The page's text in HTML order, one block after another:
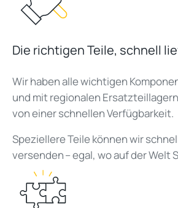
Die richtigen Teile, schnell
Wir haben alle wichtigen
und mit regionalen
von einer schnellen Verfügbarkeit.
Speziellere Teile können wir
versenden – egal, wo auf der Welt